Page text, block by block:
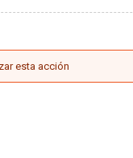
esta acción